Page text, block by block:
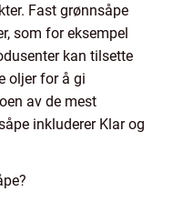
Fast grønnsåpe
som for eksempel
kan tilsette
oljer for å gi
av de mest
inkluderer Klar og